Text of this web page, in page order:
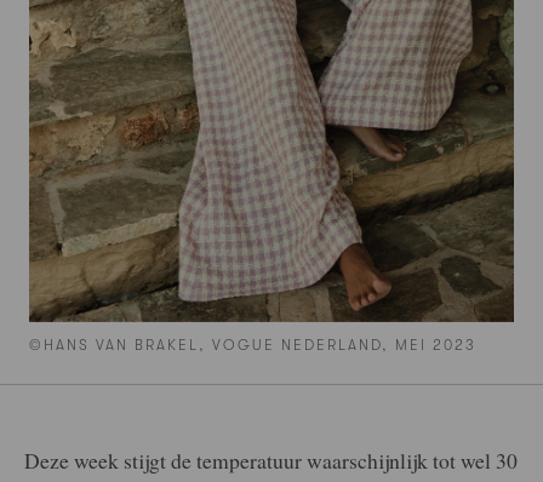
©HANS VAN BRAKEL, VOGUE NEDERLAND, MEI 2023
Deze week stijgt de temperatuur waarschijnlijk tot wel 30